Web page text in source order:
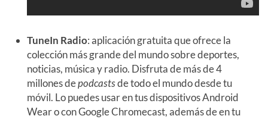
TuneIn Radio: aplicación gratuita que ofrece la
colección más grande del mundo sobre deportes,
noticias, música y radio. Disfruta de más de 4
millones depodcastsde todo el mundo desde tu
móvil. Lo puedes usar en tus dispositivos Android
Wear o con Google Chromecast, además de en tu